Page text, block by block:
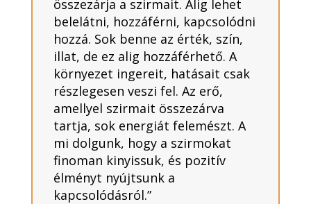
összezárja a szirmait. Alig lehet
belelátni, hozzáférni, kapcsolódni
hozzá. Sok benne az érték, szín,
illat, de ez alig hozzáférhető. A
környezet ingereit, hatásait csak
részlegesen veszi fel. Az erő,
amellyel szirmait összezárva
tartja, sok energiát felemészt. A
mi dolgunk, hogy a szirmokat
finoman kinyissuk, és pozitív
élményt nyújtsunk a
kapcsolódásról.”